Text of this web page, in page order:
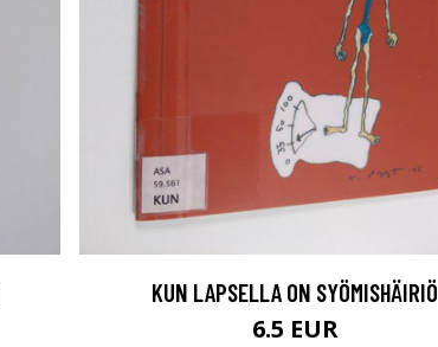
KUN LAPSELLA ON SYÖMISHÄIRIÖ
6.5 EUR